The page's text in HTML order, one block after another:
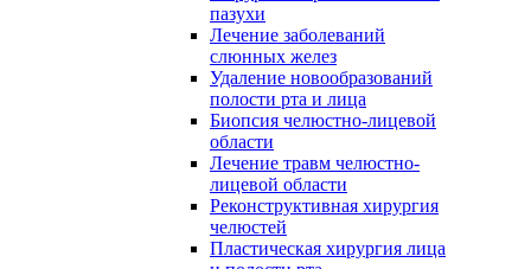
пазухи
Лечение заболеваний
слюнных желез
Удаление новообразований
полости рта и лица
Биопсия челюстно-лицевой
области
Лечение травм челюстно-
лицевой области
Реконструктивная хирургия
челюстей
Пластическая хирургия лица